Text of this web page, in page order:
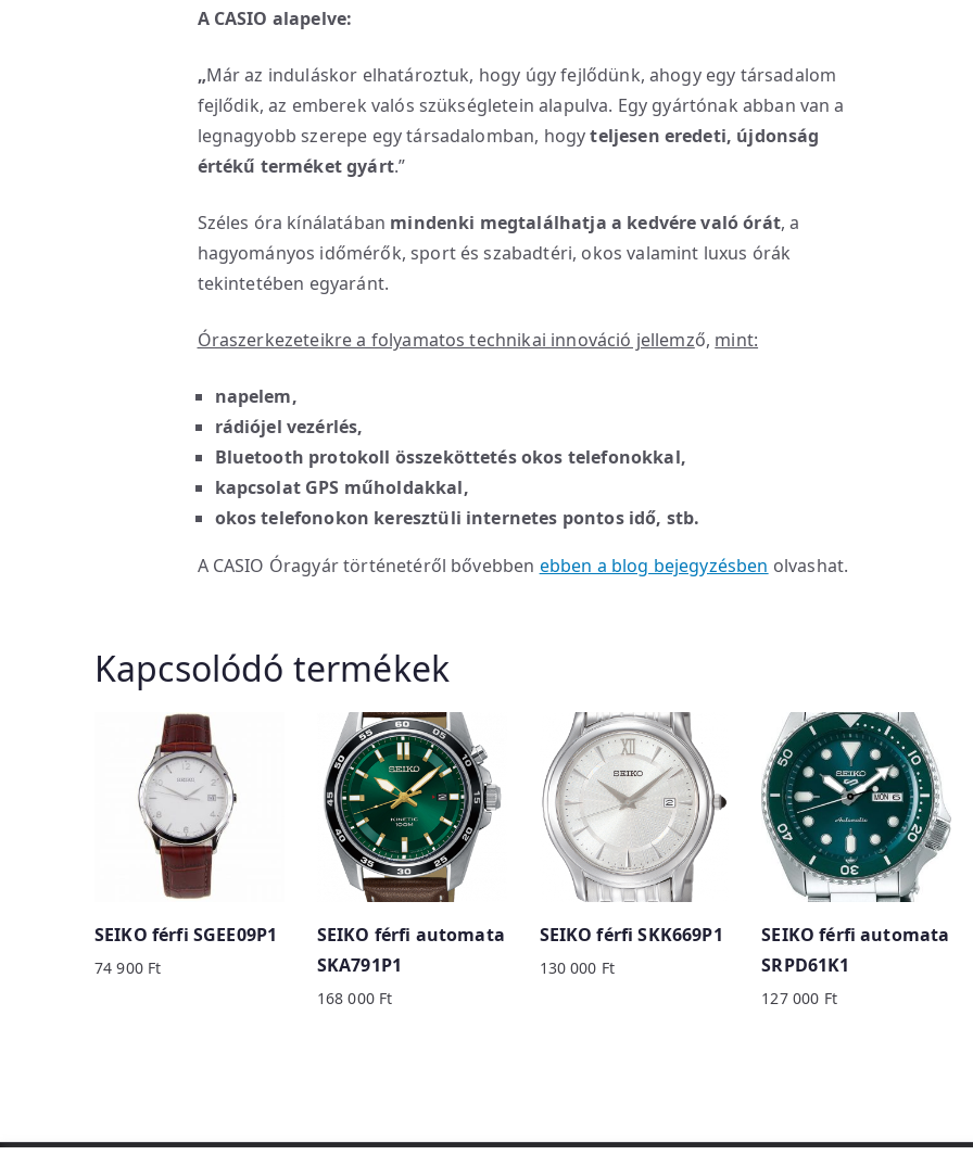
A CASIO alapelve:
„Már az induláskor elhatároztuk, hogy úgy fejlődünk, ahogy egy társadalom
fejlődik, az emberek valós szükségletein alapulva. Egy gyártónak abban van a
legnagyobb szerepe egy társadalomban, hogyteljesen eredeti, újdonság
értékű terméket gyárt.”
Széles óra kínálatában mindenki megtalálhatja a kedvére való órát, a
hagyományos időmérők, sport és szabadtéri, okos valamint luxus órák
tekintetében egyaránt.
Óraszerkezeteikre a folyamatos technikai innováció jellemző, mint:
napelem,
rádiójel vezérlés,
Bluetooth protokoll összeköttetés okos telefonokkal,
kapcsolat GPS műholdakkal,
okos telefonokon keresztüli internetes pontos idő, stb.
A CASIO Óragyár történetéről bővebben ebben a blog bejegyzésben olvashat.
Kapcsolódó termékek
SEIKO férfi SGEE09P1
74 900 Ft
SEIKO férfi automata
SKA791P1
168 000 Ft
SEIKO férfi SKK669P1
130 000 Ft
SEIKO férfi automata
SRPD61K1
127 000 Ft